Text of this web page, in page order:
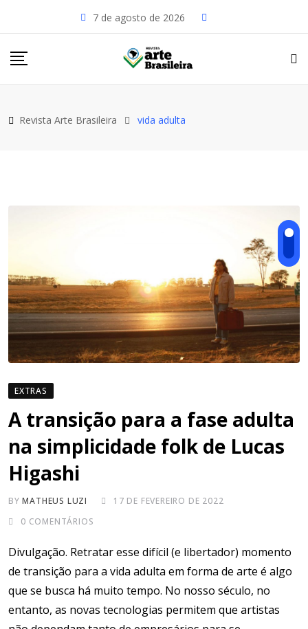
7 de agosto de 2026
Revista Arte Brasileira vida adulta
EXTRAS
A transição para a fase adulta
na simplicidade folk de Lucas
Higashi
BYMATHEUS LUZI
17 DE FEVEREIRO DE 2022
0 COMENTÁRIOS
Divulgação. Retratar esse difícil (e libertador) momento
de transição para a vida adulta em forma de arte é algo
que se busca há muito tempo. No nosso século, no
entanto, as novas tecnologias permitem que artistas